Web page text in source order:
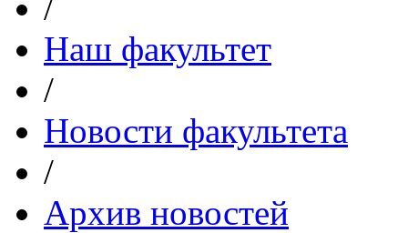
Наш факультет
/
Новости факультета
/
Архив новостей